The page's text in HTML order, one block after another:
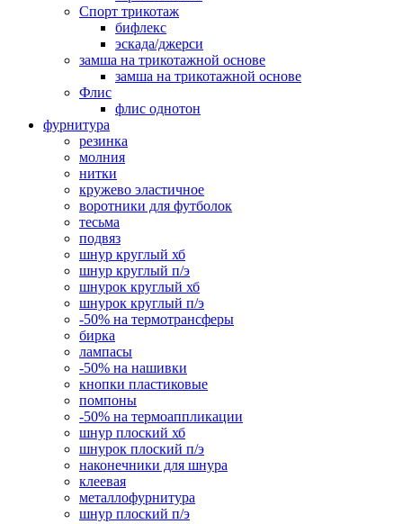
Спорт трикотаж
бифлекс
эскада/джерси
замша на трикотажной основе
замша на трикотажной основе
Флис
флис однотон
фурнитура
резинка
молния
нитки
кружево эластичное
воротники для футболок
тесьма
подвяз
шнур круглый хб
шнур круглый п/э
шнурок круглый хб
шнурок круглый п/э
-50% на термотрансферы
бирка
лампасы
-50% на нашивки
кнопки пластиковые
помпоны
-50% на термоаппликации
шнур плоский хб
шнурок плоский п/э
наконечники для шнура
клеевая
металлофурнитура
шнур плоский п/э